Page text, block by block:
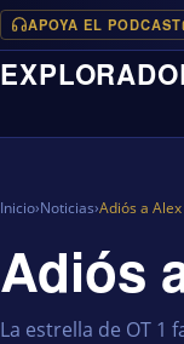
APOYA EL PODCAST
Próximamente,
Inicio›Noticias›Adiós a
Adiós
La estrella de OT 1